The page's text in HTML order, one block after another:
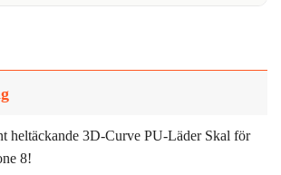
heltäckande 3D-Curve PU-Läder Skal för
8!